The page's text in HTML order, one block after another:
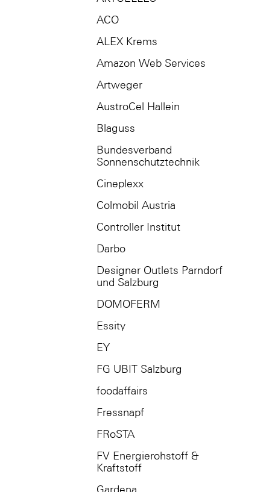
ACO
ALEX Krems
Amazon Web Services
Artweger
AustroCel Hallein
Blaguss
Bundesverband
Sonnenschutztechnik
Cineplexx
Colmobil Austria
Controller Institut
Darbo
Designer Outlets Parndorf
und Salzburg
DOMOFERM
Essity
EY
FG UBIT Salzburg
foodaffairs
Fressnapf
FRoSTA
FV Energierohstoff &
Kraftstoff
Gardena